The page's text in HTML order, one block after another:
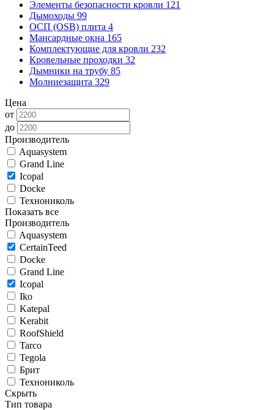
Элементы безопасности кровли 121
Дымоходы 99
ОСП (OSB) плита 4
Мансардные окна 165
Комплектующие для кровли 232
Кровельные проходки 32
Дымники на трубу 85
Молниезащита 329
Цена
от
до
Производитель
Aquasystem
Grand Line
Icopal
Docke
Технониколь
Показать все
Производитель
Aquasystem
CertainTeed
Docke
Grand Line
Icopal
Iko
Katepal
Kerabit
RoofShield
Tarco
Tegola
Брит
Технониколь
Скрыть
Тип товара